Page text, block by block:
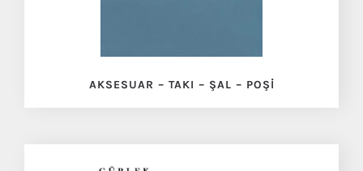
AKSESUAR – TAKI – ŞAL – POŞI